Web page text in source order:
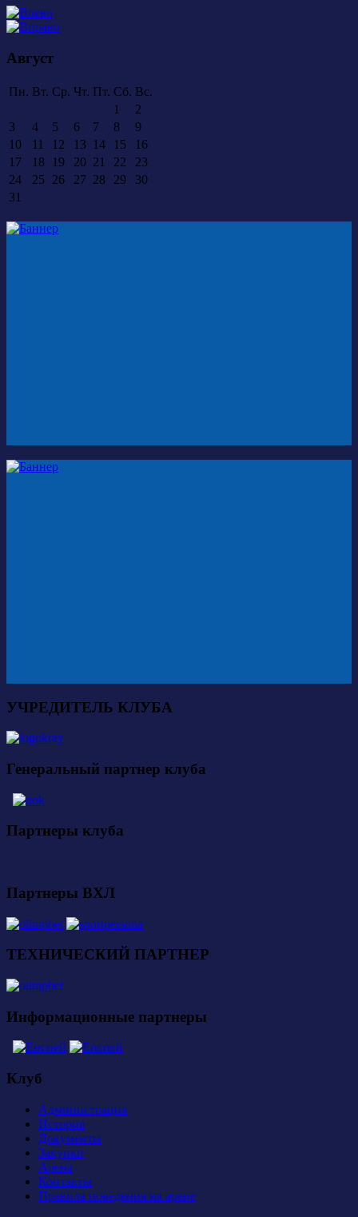
Август
Пн. Вт. Ср. Чт. Пт. Сб. Вс.
1
2
3
4 5 6 7 8
9
10
11 12 13 14 15
16
17
18 19 20 21 22
23
24
25 26 27 28 29
30
31
УЧРЕДИТЕЛЬ КЛУБА
Генеральный партнер клуба
Партнеры клуба
Партнеры ВХЛ
ТЕХНИЧЕСКИЙ ПАРТНЕР
Информационные партнеры
Клуб
Администрация
История
Документы
Закупки
Арена
Контакты
Правила поведения на арене